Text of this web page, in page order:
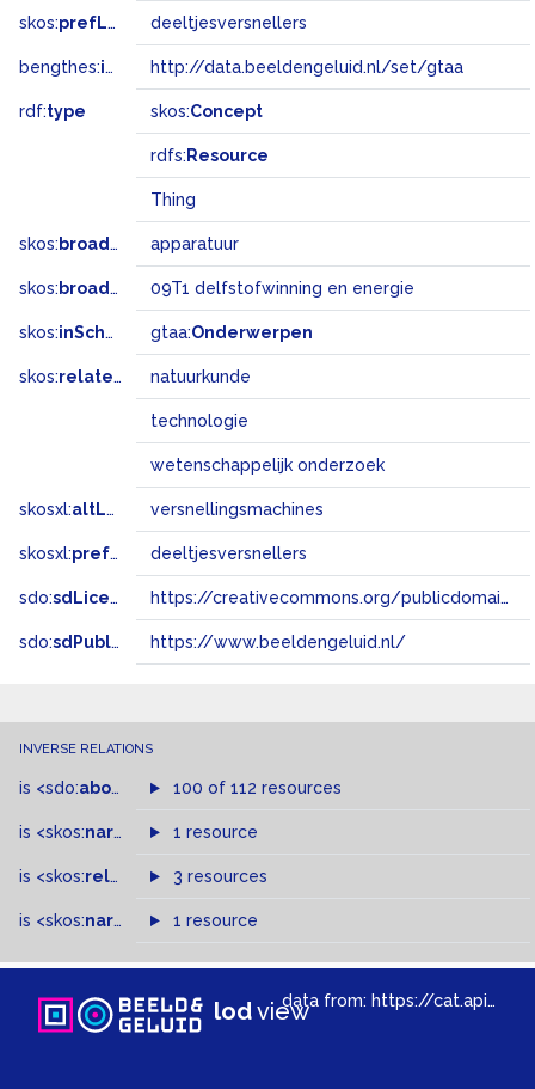
skos:prefLabel deeltjesversnellers
bengthes:inSet http://data.beeldengeluid.nl/set/gtaa
rdf:type skos:Concept
rdfs: Resource
Thing
skos: broader apparatuur
skos: broadMatch 09T1 delfstofwinning en energie
skos:inScheme gtaa:Onderwerpen
skos:related natuurkunde
technologie
wetenschappelijk onderzoek
skosxl:altLabel versnellingsmachines
skosxl:prefLabel deeltjesversnellers
sdo:sdLicense https://creativecommons.org/publicdomain/zero/1.0/
sdo:sdPublisher https://www.beeldengeluid.nl/
INVERSE RELATIONS
is <sdo:about of 100 of 112 resources
is <skos:narrowMatch >of
1 resource
is <skos:related > of3 resources
is <skos:narrower >of
1 resource
lodviewdata from: https://cat.apis.beeldengeluid.nl/sparql